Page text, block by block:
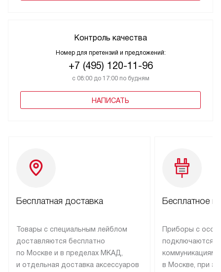
Контроль качества
Номер для претензий и предложений:
+7 (495) 120-11-96
с 08:00 до 17:00 по будням
НАПИСАТЬ
Бесплатная доставка
Товары с специальным лейблом
доставляются бесплатно
по Москве и в пределах МКАД,
и отдельная доставка аксессуаров
Бесплатное
Приборы с
подключаются к
коммуникациям
в Москве, при